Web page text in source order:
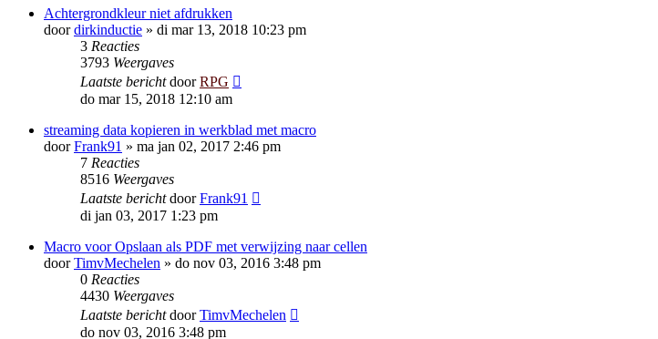
Achtergrondkleur niet afdrukken
doordirkinductie » di mar 13, 2018 10:23 pm
3 Reacties
3793 Weergaves
Laatste berichtdoorRPG
do mar 15, 2018 12:10 am
streaming data kopieren in werkblad met macro
doorFrank91 » ma jan 02, 2017 2:46 pm
7 Reacties
8516 Weergaves
Laatste berichtdoorFrank91
di jan 03, 2017 1:23 pm
Macro voor Opslaan als PDF met verwijzing naar cellen
doorTimvMechelen » do nov 03, 2016 3:48 pm
0 Reacties
4430 Weergaves
Laatste berichtdoorTimvMechelen
do nov 03, 2016 3:48 pm